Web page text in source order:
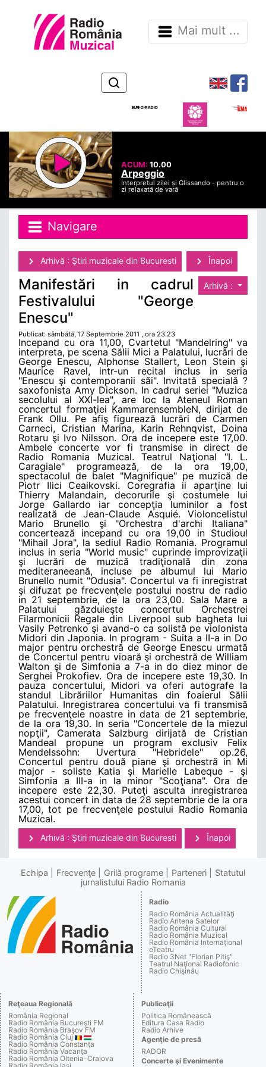
Mai mult ...
ACUM:10.00
Arpeggio
Interpretul zilei și Glissando - pentru o
zi relaxată de vară
Navigare
Arhivă : Ştiri muzicale din Bucuresti Înapoi
Arhivă :
Manifestări in cadrul
Festivalului "George
Enescu"
Publicat: sâmbătă, 17 Septembrie 2011 , ora 23.23
Incepand cu ora 11,00, Cvartetul "Mandelring" va
interpreta, pe scena Sălii Mici a Palatului, lucrări de
George Enescu, Alphonse Stallert, Leon Stein şi
Maurice Ravel, intr-un recital inclus in seria
"Enescu şi contemporanii săi". Invitată specială ?
saxofonista Amy Dickson. In cadrul seriei "Muzica
secolului al XXI-lea", are loc la Ateneul Roman
concertul formaţiei KammarensembleN, dirijat de
Frank Ollu. Pe afiş figurează lucrări de Carmen
Carneci, Cristian Marina, Karin Rehnqvist, Doina
Rotaru şi Ivo Nilsson. Ora de incepere este 17,00.
Ambele concerte vor fi transmise in direct de
Radio Romania Muzical. Teatrul Naţional "I. L.
Caragiale" programează, de la ora 19,00,
spectacolul de balet "Magnifique" pe muzică de
Piotr Ilici Ceaikovski. Coregrafia ii aparţine lui
Thierry Malandain, decorurile şi costumele lui
Jorge Gallardo iar concepţia luminilor a fost
realizată de Jean-Claude Asquié. Violoncelistul
Mario Brunello şi "Orchestra d'archi Italiana"
concertează incepand cu ora 19,00 in Studioul
"Mihail Jora", la sediul Radio Romania. Programul
inclus in seria "World music" cuprinde improvizaţii
şi lucrări de muzică tradiţională din zona
mediteraneeană, incluse pe albumul lui Mario
Brunello numit "Odusia". Concertul va fi inregistrat
şi difuzat pe frecvenţele postului nostru de radio
in 21 septembrie, de la ora 23,00. Sala Mare a
Palatului găzduieşte concertul Orchestrei
Filarmonicii Regale din Liverpool sub bagheta lui
Vasily Petrenko şi avand-o ca solistă pe violonista
Midori din Japonia. In program - Suita a II-a in Do
major pentru orchestră de George Enescu urmată
de Concertul pentru vioară şi orchestră de William
Walton şi de Simfonia a 7-a in do diez minor de
Serghei Prokofiev. Ora de incepere este 19,30. In
pauza concertului, Midori va oferi autografe la
standul Librăriilor Humanitas din foaierul Sălii
Palatului. Inregistrarea concertului va fi transmisă
pe frecvenţele noastre in data de 21 septembrie,
de la ora 19,30. In seria "Concertele de la miezul
nopţii", Camerata Salzburg dirijată de Cristian
Mandeal propune un program exclusiv Felix
Mendelssohn: Uvertura "Hebridele" op.26,
Concertul pentru două piane şi orchestră in Mi
major - soliste Katia şi Marielle Labeque - şi
Simfonia a III-a in la minor "Scoţiana". Ora de
incepere este 22,30. Puteţi asculta inregistrarea
acestui concert in data de 28 septembrie de la ora
17,00, tot pe frecvenţele postului Radio Romania
Muzical.
Arhivă : Ştiri muzicale din Bucuresti Înapoi
Echipa Frecvenţe Grilă programe Parteneri
Statutul
jurnalistului Radio Romania
Radio
Radio România Actualităţi
Radio Antena Satelor
Radio România Cultural
Radio România Muzical
Radio România Internaţional
eTeatru
Radio 3Net "Florian Pitiş"
Teatrul Naţional Radiofonic
Radio Chişinău
Reţeaua Regională
România Regional
Radio România Bucureşti FM
Radio România Braşov FM
Radio România Cluj
Radio România Constanţa
Radio România Vacanţa
Radio România Oltenia-Craiova
Publicaţii
Politica Românească
Editura Casa Radio
Radio Arhive
Agenţie de presă
RADOR
Concerte şi Evenimente